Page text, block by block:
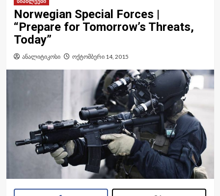
Norwegian Special Forces |
“Prepare for Tomorrow’s Threats,
Today”
ანალიტიკოსი ოქტომბერი 14, 2015